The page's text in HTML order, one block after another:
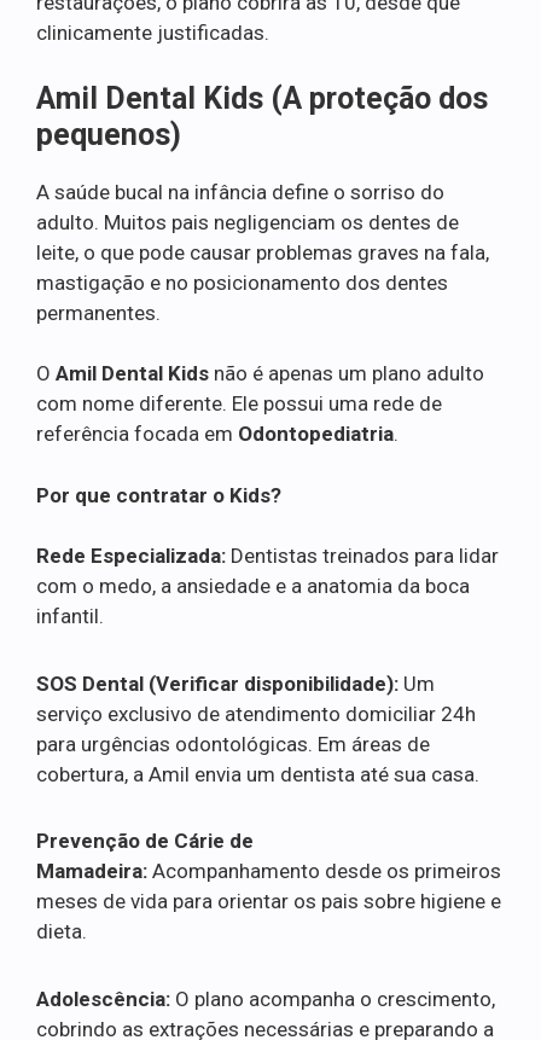
clinicamente justificadas.
Amil Dental Kids (A proteção dos
pequenos)
A saúde bucal na infância define o sorriso do
adulto. Muitos pais negligenciam os dentes de
leite, o que pode causar problemas graves na fala,
mastigação e no posicionamento dos dentes
permanentes.
O Amil Dental Kids não é apenas um plano adulto
com nome diferente. Ele possui uma rede de
referência focada em Odontopediatria.
Por que contratar o Kids?
Rede Especializada: Dentistas treinados para lidar
com o medo, a ansiedade e a anatomia da boca
infantil.
SOS Dental (Verificar disponibilidade): Um
serviço exclusivo de atendimento domiciliar 24h
para urgências odontológicas. Em áreas de
cobertura, a Amil envia um dentista até sua casa.
Prevenção de Cárie de
Mamadeira: Acompanhamento desde os primeiros
meses de vida para orientar os pais sobre higiene e
dieta.
Adolescência: O plano acompanha o crescimento,
cobrindo as extrações necessárias e preparando a